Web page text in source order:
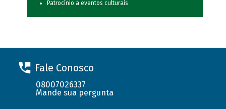
Patrocínio a eventos culturais
Fale Conosco
08007026337
Mande sua pergunta